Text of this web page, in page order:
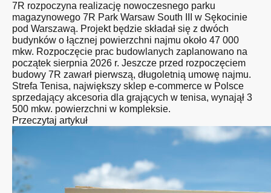
7R rozpoczyna realizację nowoczesnego parku
magazynowego 7R Park Warsaw South III w Sękocinie
pod Warszawą. Projekt będzie składał się z dwóch
budynków o łącznej powierzchni najmu około 47 000
mkw. Rozpoczęcie prac budowlanych zaplanowano na
początek sierpnia 2026 r. Jeszcze przed rozpoczęciem
budowy 7R zawarł pierwszą, długoletnią umowę najmu.
Strefa Tenisa, największy sklep e-commerce w Polsce
sprzedający akcesoria dla grających w tenisa, wynajął 3
500 mkw. powierzchni w kompleksie.
Przeczytaj artykuł